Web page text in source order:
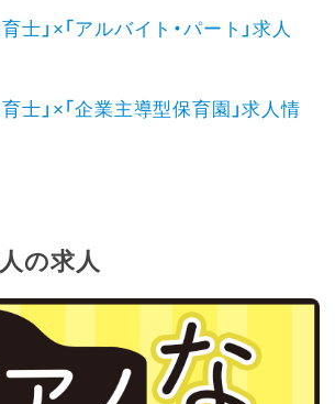
士」×「アルバイト・パート」求人
士」×「企業主導型保育園」求人情
の求人